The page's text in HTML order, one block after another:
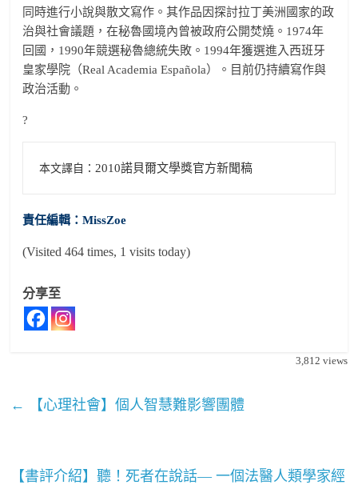
同時進行小說與散文寫作。其作品因探討拉丁美洲國家的政
治與社會議題，在秘魯國境內曾被政府公開焚燒。1974年
回國，1990年競選秘魯總統失敗。1994年獲選進入西班牙
皇家學院（Real Academia Española）。目前仍持續寫作與
政治活動。
?
本文譯自：2010諾貝爾文學獎官方新聞稿
責任編輯：MissZoe
(Visited 464 times, 1 visits today)
分享至
3,812 views
← 【心理社會】個人智慧難影響團體
【書評介紹】聽！死者在說話— 一個法醫人類學家經